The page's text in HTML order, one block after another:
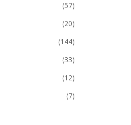
(57)
(20)
(144)
(33)
(12)
(7)